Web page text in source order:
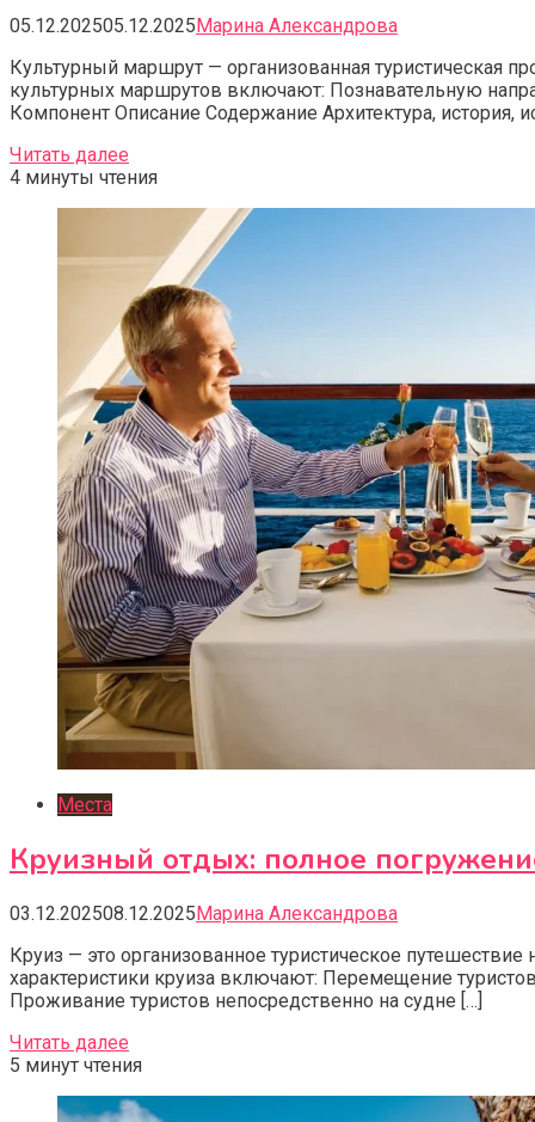
05.12.202505.12.2025Марина Александрова
Культурный маршрут — организованная туристическая
культурных маршрутов включают: Познавательную
Компонент Описание Содержание Архитектура,
Читать далее
4 минуты чтения
Места
Круизный отдых: полное
03.12.202508.12.2025Марина Александрова
Круиз — это организованное туристическое
характеристики круиза включают: Перемещение
Проживание туристов непосредственно на судне […]
Читать далее
5 минут чтения